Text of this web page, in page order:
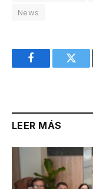
News
Facebook
LEER MÁS